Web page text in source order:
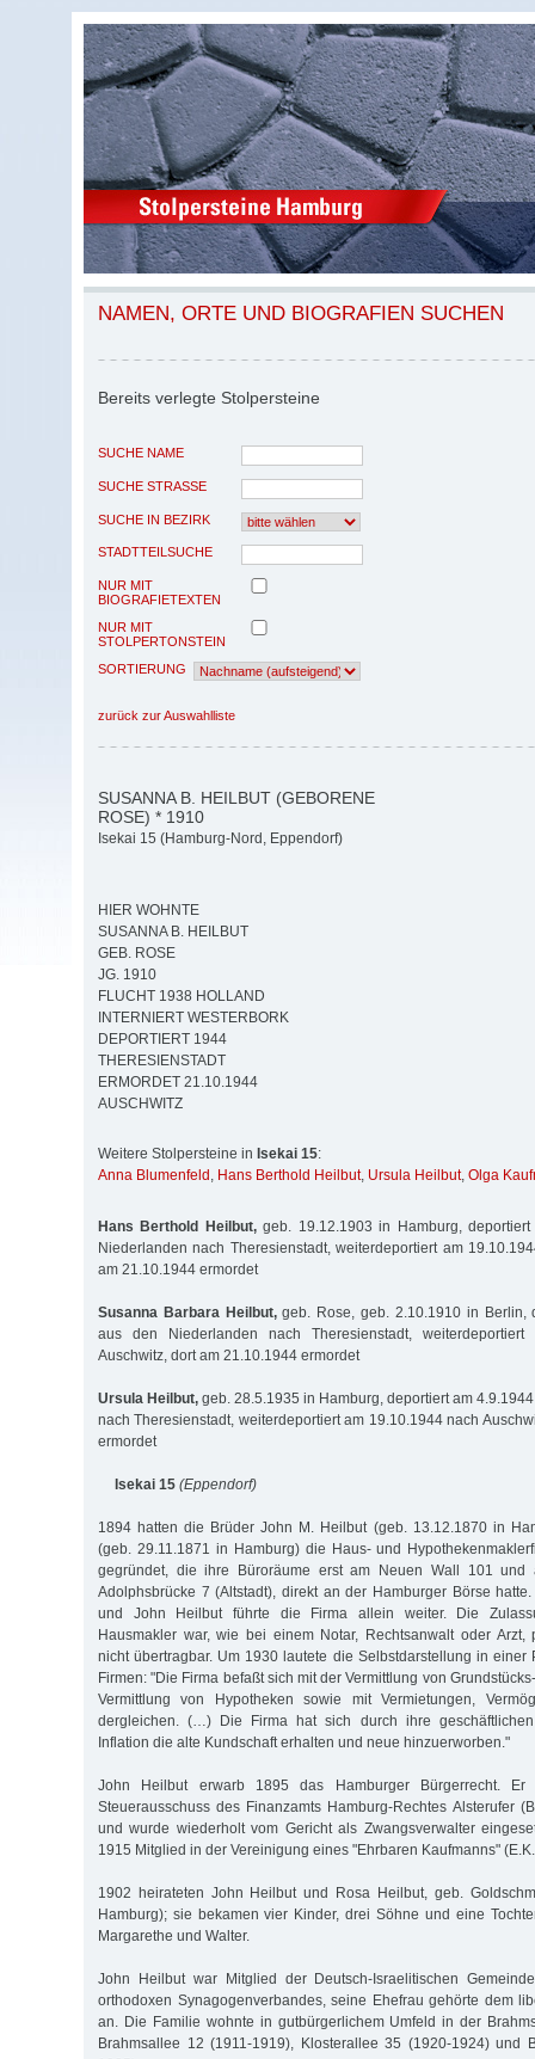
NAMEN, ORTE UND BIOGRAFIEN SUCHEN
Bereits verlegte Stolpersteine
SUCHE NAME
SUCHE STRASSE
SUCHE IN BEZIRK
STADTTEILSUCHE
NUR MIT
BIOGRAFIETEXTEN
NUR MIT
STOLPERTONSTEIN
SORTIERUNG
zurück zur Auswahlliste
SUSANNA B. HEILBUT (GEBORENE
ROSE) * 1910
Isekai 15 (Hamburg-Nord, Eppendorf)
HIER WOHNTE
SUSANNA B. HEILBUT
GEB. ROSE
JG. 1910
FLUCHT 1938 HOLLAND
INTERNIERT WESTERBORK
DEPORTIERT 1944
THERESIENSTADT
ERMORDET 21.10.1944
AUSCHWITZ
Weitere Stolpersteine in Isekai 15:
Anna Blumenfeld , Hans Berthold Heilbut, Ursula Heilbut, Olga
Hans Berthold Heilbut,geb. 19.12.1903 in Hamburg,
Niederlanden nach Theresienstadt, weiterdeportiert am
am 21.10.1944 ermordet
Susanna Barbara Heilbut,geb. Rose, geb. 2.10.1910 in Berlin,
aus den Niederlanden nach Theresienstadt,
Auschwitz, dort am 21.10.1944 ermordet
Ursula Heilbut, geb. 28.5.1935 in Hamburg, deportiert am
nach Theresienstadt, weiterdeportiert am 19.10.1944 nach
ermordet
Isekai 15 (Eppendorf)
1894 hatten die Brüder John M. Heilbut (geb. 13.12.1870 in
(geb. 29.11.1871 in Hamburg) die Haus- und
gegründet, die ihre Büroräume erst am Neuen Wall 101 und
Adolphsbrücke 7 (Altstadt), direkt an der Hamburger Börse
und John Heilbut führte die Firma allein weiter. Die
Hausmakler war, wie bei einem Notar, Rechtsanwalt oder Arzt,
nicht übertragbar. Um 1930 lautete die Selbstdarstellung in einer
Firmen: "Die Firma befaßt sich mit der Vermittlung von
Vermittlung von Hypotheken sowie mit Vermietungen,
dergleichen. (…) Die Firma hat sich durch ihre
Inflation die alte Kundschaft erhalten und neue hinzuerworben."
John Heilbut erwarb 1895 das Hamburger Bürgerrecht. Er
Steuerausschuss des Finanzamts Hamburg-Rechtes Alsterufer
und wurde wiederholt vom Gericht als Zwangsverwalter
1915 Mitglied in der Vereinigung eines "Ehrbaren Kaufmanns"
1902 heirateten John Heilbut und Rosa Heilbut, geb.
Hamburg); sie bekamen vier Kinder, drei Söhne und eine
Margarethe und Walter.
John Heilbut war Mitglied der Deutsch-Israelitischen
orthodoxen Synagogenverbandes, seine Ehefrau gehörte dem
an. Die Familie wohnte in gutbürgerlichem Umfeld in der
Brahmsallee 12 (1911-1919), Klosterallee 35 (1920-1924) und